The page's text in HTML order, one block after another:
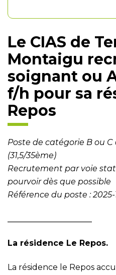
Le CIAS de
Montaigu
soignant ou
f/h pour sa
Repos
Poste de catégorie B ou
(31,5/35ème)
Recrutement par voie
pourvoir dès que possible
Référence du poste : 2025-
La résidence Le Repos.
La résidence le Repos